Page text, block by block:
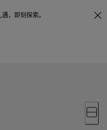
， 即刻探索。